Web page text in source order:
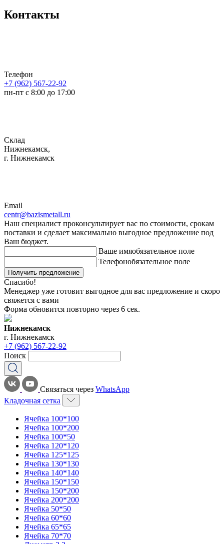
Контакты
Телефон
+7 (962) 567-22-92
пн-пт с 8:00 до 17:00
Склад
Нижнекамск,
г. Нижнекамск
Email
centr@bazismetall.ru
Наш специалист проконсультирует вас по стоимости, срокам
поставки и сделает максимально выгодное предложение под
Ваш бюджет.
Ваше имяобязательное поле
Телефонобязательное поле
Получить предложение
Спасибо!
Менеджер уже готовит выгодное для вас предложение и скоро
свяжется с вами
Форма обновится повторно через 6 сек.
Нижнекамск
г. Нижнекамск
+7 (962) 567-22-92
Поиск
Связаться через WhatsApp
Кладочная сетка
Ячейка 100*100
Ячейка 100*200
Ячейка 100*50
Ячейка 120*120
Ячейка 125*125
Ячейка 130*130
Ячейка 140*140
Ячейка 150*150
Ячейка 150*200
Ячейка 200*200
Ячейка 50*50
Ячейка 60*60
Ячейка 65*65
Ячейка 70*70